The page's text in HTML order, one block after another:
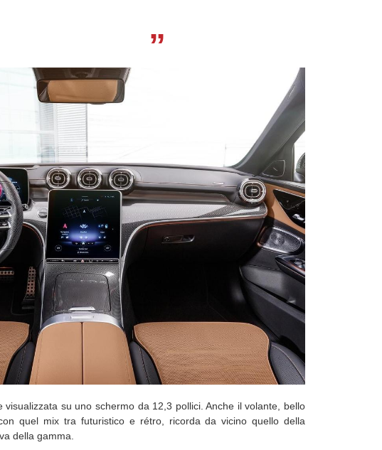
visualizzata su uno schermo da 12,3 pollici. Anche il volante, bello
quel mix tra futuristico e rétro, ricorda da vicino quello della
della gamma.